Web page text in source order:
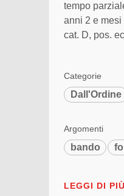
tempo
anni 2 e
cat. D, pos.
Categorie
Dall'Ordine
Argomenti
bando
LEGGI DI PIÙ